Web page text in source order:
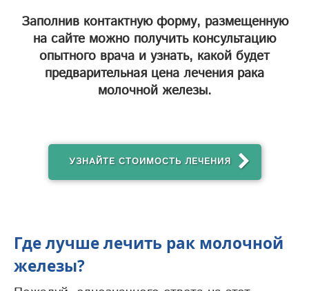
Заполнив контактную форму, размещенную
на сайте можно получить консультацию
опытного врача и узнать, какой будет
предварительная цена лечения рака
молочной железы.
УЗНАЙТЕ СТОИМОСТЬ ЛЕЧЕНИЯ
Где лучше лечить рак молочной
железы?